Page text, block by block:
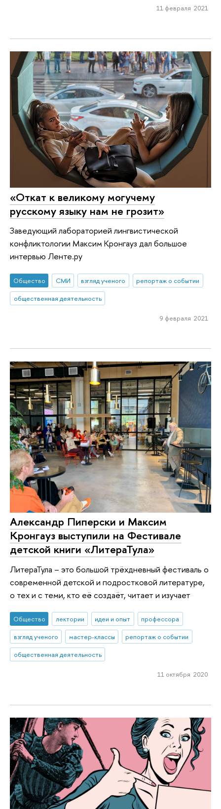
11 февраля 2021
«Откат к великому могучему
русскому языку нам не грозит»
Заведующий лабораторией лингвистической
конфликтологии Максим Кронгауз дал большое
интервью Ленте.ру
Общество СМИ взгляд ученого
репортаж о событии
общественная деятельность
9 февраля 2021
Александр Пиперски и Максим
Кронгауз выступили на Фестивале
детской книги «ЛитераТула»
ЛитераТула – это большой трёхдневный фестиваль о
современной детской и подростковой литературе,
о тех и с теми, кто её создаёт, читает и изучает
Общество лектории идеи и опыт
профессора
взгляд ученого
мастер-классы
репортаж о событии
общественная деятельность
11 октября 2020